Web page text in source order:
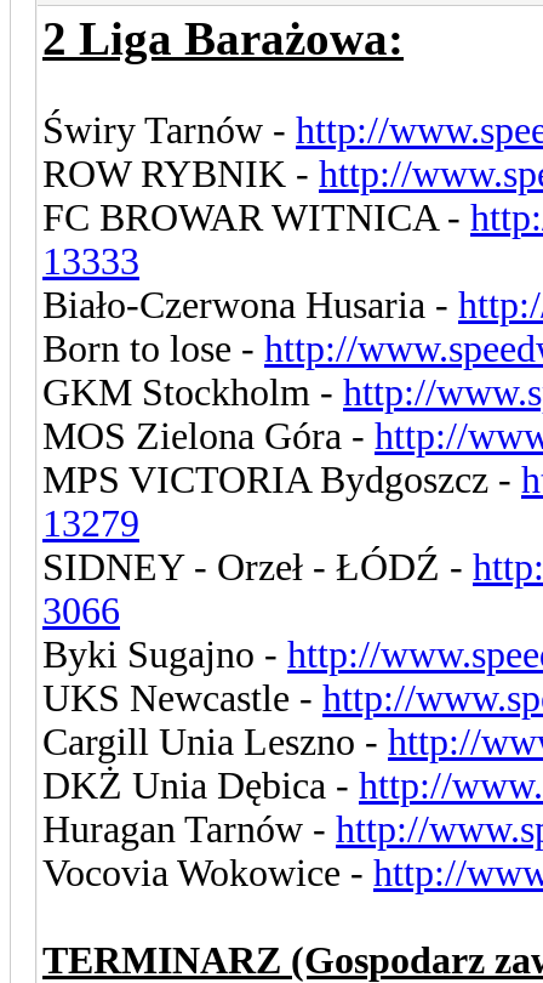
2 Liga Barażowa:
Świry Tarnów - http://
ROW RYBNIK - http://
FC BROWAR WITNICA -
13333
Biało-Czerwona Husaria -
Born to lose - http://
GKM Stockholm - http://
MOS Zielona Góra - http://
MPS VICTORIA Bydgoszcz -
13279
SIDNEY - Orzeł - ŁÓDŹ -
3066
Byki Sugajno - http://
UKS Newcastle - http://
Cargill Unia Leszno - http://
DKŻ Unia Dębica - http://
Huragan Tarnów - http://
Vocovia Wokowice - http://
TERMINARZ (Gospodarz